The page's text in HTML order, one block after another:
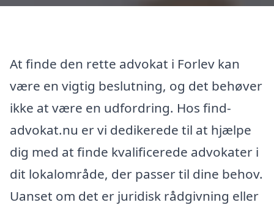
At finde den rette advokat i Forlev kan
være en vigtig beslutning, og det behøver
ikke at være en udfordring. Hos find-
advokat.nu er vi dedikerede til at hjælpe
dig med at finde kvalificerede advokater i
dit lokalområde, der passer til dine behov.
Uanset om det er juridisk rådgivning eller